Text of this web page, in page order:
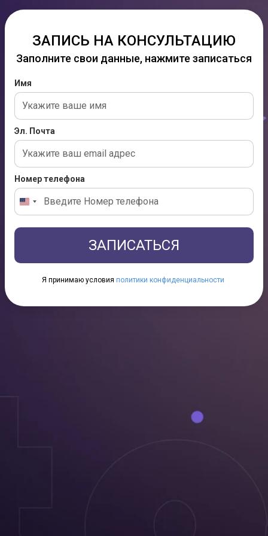
ЗАПИСЬ НА КОНСУЛЬТАЦИЮ
Заполните свои данные, нажмите записаться
Имя
Эл. Почта
Номер телефона
ЗАПИСАТЬСЯ
Я принимаю условия политики конфиденциальности